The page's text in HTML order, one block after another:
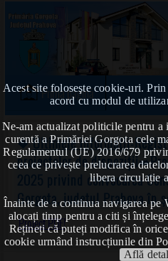
Acest site foloseşte cookie-uri.
acord cu modul de
Ne-am actualizat politicile pentru a
curentă a Primăriei Gorgota cele
Regulamentul (UE) 2016/679
ceea ce privește prelucrarea
libera circulație
Înainte de a continua navigarea pe
alocați timp pentru a citi și
Rețineți că puteți modifica în
cookie urmând instrucțiunile din
Află
Prima pagină
❖Ultimele informații-
proiectelor de
2025 privind convocarea
Gorgota, judeţul Prahova în
Proiect PDF!